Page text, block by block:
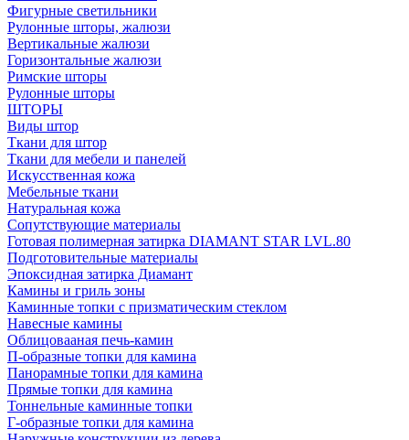
Фигурные светильники
Рулонные шторы, жалюзи
Вертикальные жалюзи
Горизонтальные жалюзи
Римские шторы
Рулонные шторы
ШТОРЫ
Виды штор
Ткани для штор
Ткани для мебели и панелей
Искусственная кожа
Мебельные ткани
Натуральная кожа
Сопутствующие материалы
Готовая полимерная затирка DIAMANT STAR LVL.80
Подготовительные материалы
Эпоксидная затирка Диамант
Камины и гриль зоны
Каминные топки с призматическим стеклом
Навесные камины
Облицовааная печь-камин
П-образные топки для камина
Панорамные топки для камина
Прямые топки для камина
Тоннельные каминные топки
Г-образные топки для камина